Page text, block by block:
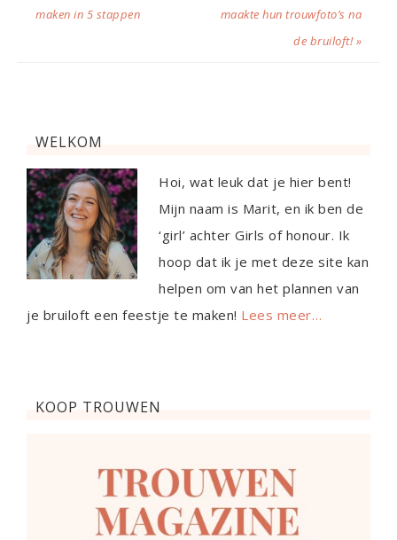
maken in 5 stappen
maakte hun trouwfoto’s na
de bruiloft! »
WELKOM
Hoi, wat leuk dat je hier bent!
Mijn naam is Marit, en ik ben de
‘girl’ achter Girls of honour. Ik
hoop dat ik je met deze site kan
helpen om van het plannen van
je bruiloft een feestje te maken! Lees meer…
KOOP TROUWEN